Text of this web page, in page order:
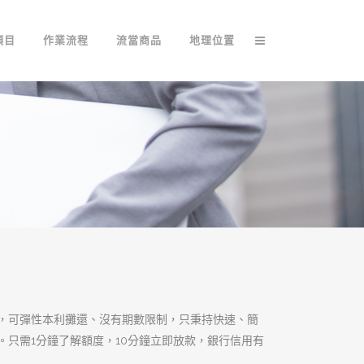
作業流程 流當商品 地理位置
可彈性本利攤還、沒有期數限制，只秉持快速、簡
需1分鐘了解額度，10分鐘立即放款，銀行信用有